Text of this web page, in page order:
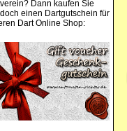
Dann kaufen Sie
einen Dartgutschein für
Dart Online Shop: